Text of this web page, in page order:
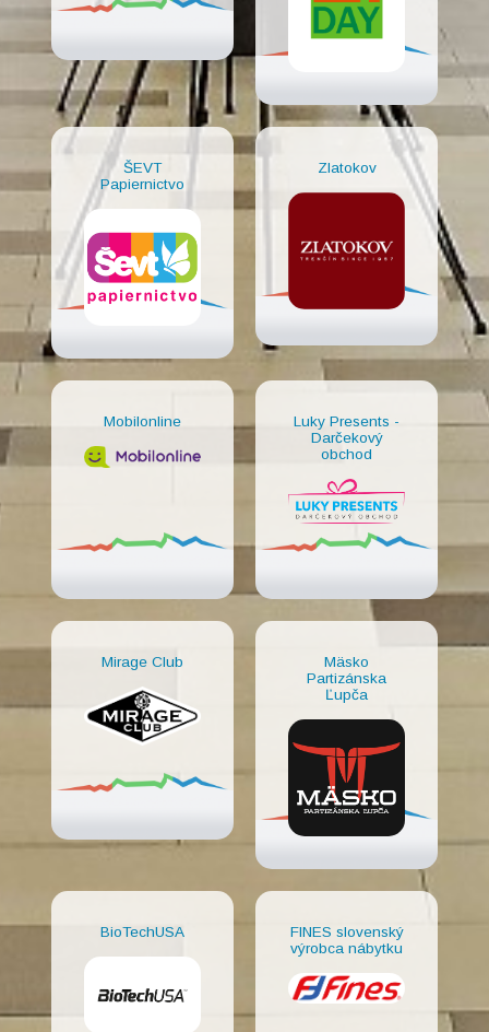
ŠEVT
Papiernictvo
Zlatokov
Mobilonline
Luky Presents -
Darčekový
obchod
Mirage Club
Mäsko
Partizánska
Ľupča
BioTechUSA
FINES slovenský
výrobca nábytku